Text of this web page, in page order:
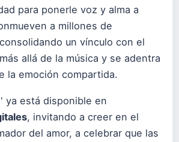
para ponerle voz y alma a
a millones de
un vínculo con el
allá de la música y se adentra
la emoción compartida.
ya está disponible en
, invitando a creer en el
del amor, a celebrar que las